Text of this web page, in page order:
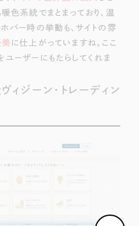
色系統でまとまっており、温
バー時の挙動も、サイトの雰
に仕上がっていますね。ここ
ーザーにもたらしてくれま
ジーン・トレーディン